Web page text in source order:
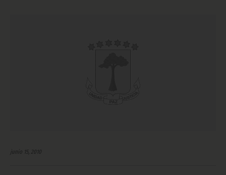
junio 15, 2010